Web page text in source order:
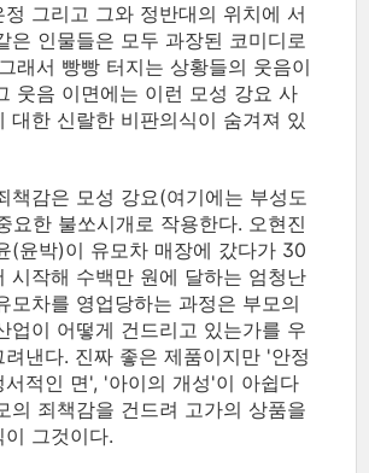
정 그리고 그와 정반대의 위치에 서
은 인물들은 모두 과장된 코미디로
래서 빵빵 터지는 상황들의 웃음이
웃음 이면에는 이런 모성 강요 사
대한 신랄한 비판의식이 숨겨져 있
책감은 모성 강요(여기에는 부성도
요한 불쏘시개로 작용한다. 오현진
(윤박)이 유모차 매장에 갔다가 30
시작해 수백만 원에 달하는 엄청난
모차를 영업당하는 과정은 부모의
업이 어떻게 건드리고 있는가를 우
려낸다. 진짜 좋은 제품이지만 '안정
서적인 면', '아이의 개성'이 아쉽다
의 죄책감을 건드려 고가의 상품을
그것이다.